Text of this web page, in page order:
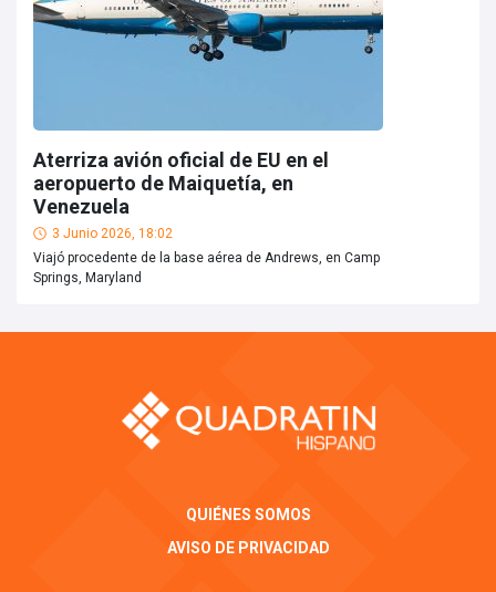
Aterriza avión oficial de EU en el
aeropuerto de Maiquetía, en
Venezuela
3 Junio 2026, 18:02
Viajó procedente de la base aérea de Andrews, en Camp
Springs, Maryland
QUIÉNES SOMOS
AVISO DE PRIVACIDAD